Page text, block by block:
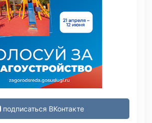
подписаться ВКонтакте